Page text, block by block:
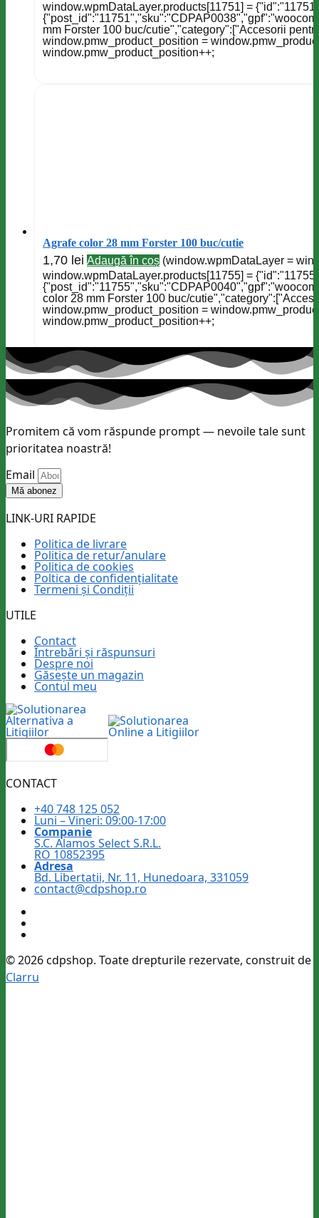
window.wpmDataLayer.products[11751] =
mm Forster 100 buc/cutie","category":["Accesorii
window.pmw_product_position =
window.pmw_product_position++;
Agrafe color 28 mm Forster 100 buc/cutie
1,70 lei Adaugă în coș (window.wpmDataLayer =
window.wpmDataLayer.products[11755] =
color 28 mm Forster 100 buc/
window.pmw_product_position =
window.pmw_product_position++;
Promitem că vom răspunde prompt — nevoile tale sunt
prioritatea noastră!
Email
Mă abonez
LINK-URI RAPIDE
Politica de livrare
Politica de retur/anulare
Politica de cookies
Poltica de confidențialitate
Termeni și Condiții
UTILE
Contact
Întrebări și răspunsuri
Despre noi
Găsește un magazin
Contul meu
CONTACT
+40 748 125 052
Luni – Vineri: 09:00-17:00
Companie
S.C. Alamos Select S.R.L.
RO 10852395
Adresa
Bd. Libertatii, Nr. 11, Hunedoara, 331059
contact@cdpshop.ro
© 2026 cdpshop. Toate drepturile rezervate, construit de
Clarru